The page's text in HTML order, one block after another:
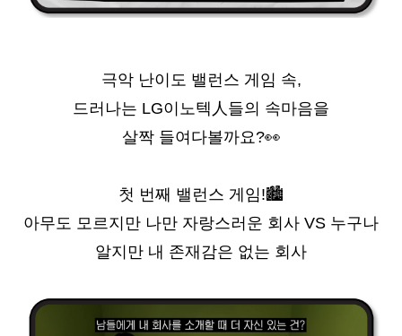
극악 난이도 밸런스 게임 속,
드러나는 LG이노텍人들의 속마음을
살짝 들여다볼까요?👀
첫 번째 밸런스 게임!🏙
아무도 모르지만 나만 자랑스러운 회사 VS 누구나
알지만 내 존재감은 없는 회사